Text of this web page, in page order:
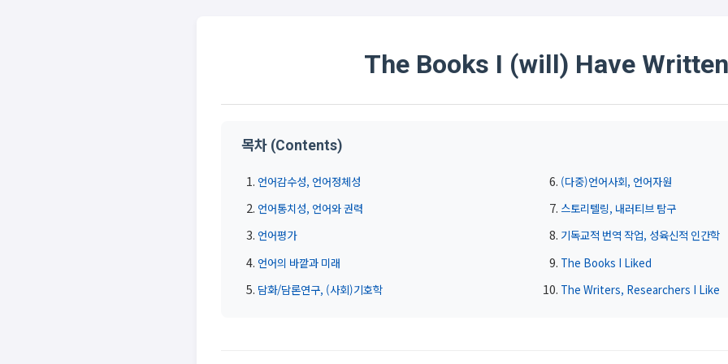
The Books I (will) Have Written
목차 (Contents)
언어감수성, 언어정체성
언어통치성, 언어와 권력
언어평가
언어의 바깥과 미래
담화/담론연구, (사회)기호학
(다중)언어사회, 언어자원
스토리텔링, 내러티브 탐구
기독교적 번역 작업, 성육신적 인간학
The Books I Liked
The Writers, Researchers I Like